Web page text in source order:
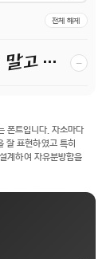
전체 해제
당신이 찾던 그 폰트, 헤매지 말고 바로 폰코! −
폰트입니다. 자소마다
잘 표현하였고 특히
계하여 자유분방함을